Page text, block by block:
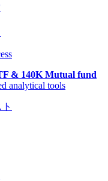
& 140K Mutual fund
analytical tools